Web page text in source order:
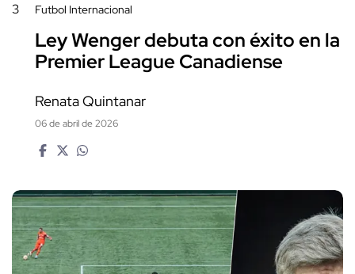
3 Futbol Internacional
Ley Wenger debuta con éxito en la
Premier League Canadiense
Renata Quintanar
06 de abril de 2026